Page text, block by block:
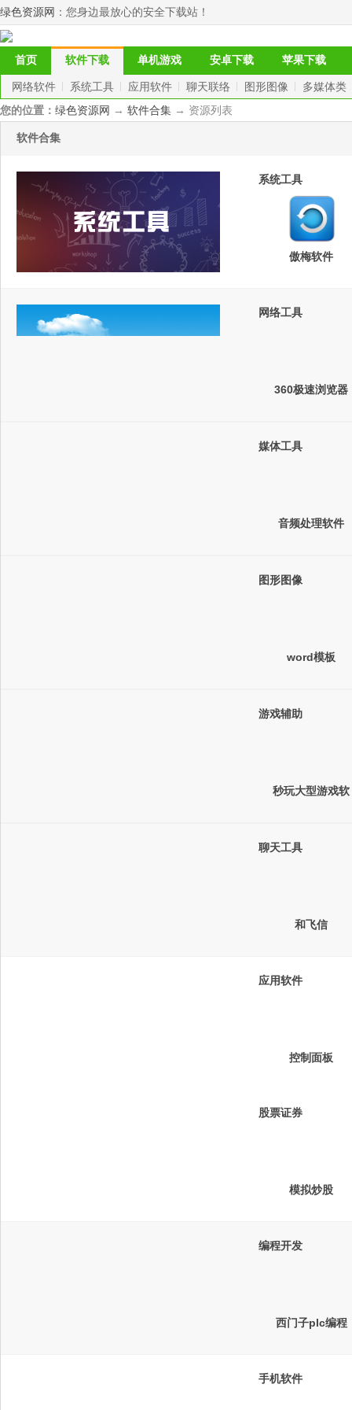
绿色资源网 ：您身边最放心的安全下载站！
首页 软件下载 单机游戏 安卓下载 苹果下载
网络软件 系统工具 应用软件 聊天联络 图形图像
多媒体类
您的位置： 绿色资源网 → 软件合集 → 资源列表
软件合集
系统工具
傲梅软件
网络工具
360极速浏览器
媒体工具
音频处理软件
图形图像
word模板
游戏辅助
秒玩大型游戏软
聊天工具
和飞信
应用软件
控制面板
股票证券
模拟炒股
编程开发
西门子plc编程
手机软件